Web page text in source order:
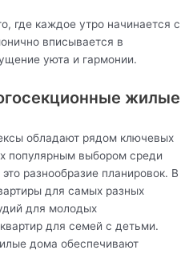
где каждое утро начинается с
вписывается в
уюта и гармонии.
жилые
обладают рядом ключевых
популярным выбором среди
разнообразие планировок. В
для самых разных
для молодых
для семей с детьми.
дома обеспечивают